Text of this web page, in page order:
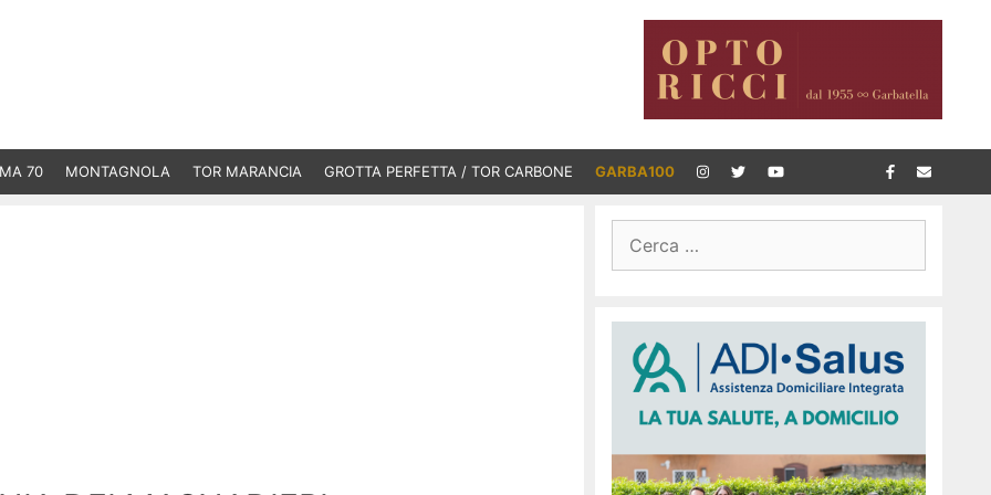
70 MONTAGNOLA TOR MARANCIA GROTTA PERFETTA / TOR CARBONE GARBA100
per: